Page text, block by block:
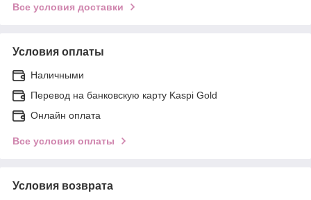
Все условия доставки
Условия оплаты
Наличными
Перевод на банковскую карту Kaspi Gold
Онлайн оплата
Все условия оплаты
Условия возврата